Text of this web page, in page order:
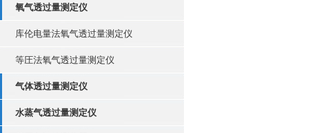
氧气透过量测定仪
库伦电量法氧气透过量测定仪
等圧法氧气透过量测定仪
气体透过量测定仪
水蒸气透过量测定仪